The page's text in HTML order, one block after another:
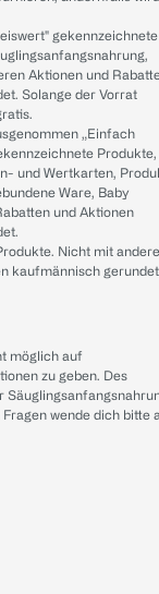
gekennzeichnete
Aktionen und
Solange der Vorrat
„Einfach
Produkte,
und Wertkarten,
Ware, Baby
und Aktionen
Nicht mit
kaufmännisch
möglich auf
zu geben. Des
wende dich bitte